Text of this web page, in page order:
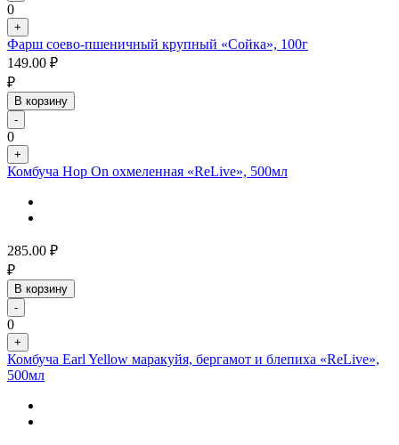
0
+
Фарш соево-пшеничный крупный «Сойка», 100г
149.00 ₽
₽
В корзину
-
0
+
Комбуча Hop On охмеленная «ReLive», 500мл
285.00 ₽
₽
В корзину
-
0
+
Комбуча Earl Yellow маракуйя, бергамот и блепиха «ReLive»,
500мл